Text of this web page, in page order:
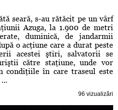
seară, s-au rătăcit pe un vârf
Azuga, la 1.900 de metri
duminică, de jandarmii
o acţiune care a durat peste
acestei ştiri, salvatorii se
către staţiune, unde vor
condiţiile în care traseul este
96 vizualizări